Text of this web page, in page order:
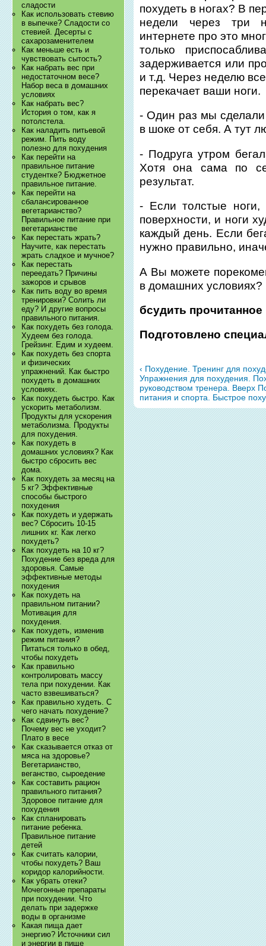
сладости
Как использовать стевию
в выпечке? Сладости со
стевией. Десерты с
сахарозаменителем
Как меньше есть и
чувствовать сытость?
Как набрать вес при
недостаточном весе?
Набор веса в домашних
условиях
Как набрать вес?
История о том, как я
потолстела.
Как наладить питьевой
режим. Пить воду
полезно для похудения
Как перейти на
правильное питание
студентке? Бюджетное
правильное питание.
Как перейти на
сбалансированное
вегетарианство?
Правильное питание при
вегетарианстве
Как перестать жрать?
Научите, как перестать
жрать сладкое и мучное?
Как перестать
переедать? Причины
зажоров и срывов
Как пить воду во время
тренировки? Солить ли
еду? И другие вопросы
правильного питания.
Как похудеть без голода.
Худеем без голода.
Грейзинг. Едим и худеем.
Как похудеть без спорта
и физических
упражнений. Как быстро
похудеть в домашних
условиях.
Как похудеть быстро. Как
ускорить метаболизм.
Продукты для ускорения
метаболизма. Продукты
для похудения.
Как похудеть в
домашних условиях? Как
быстро сбросить вес
дома.
Как похудеть за месяц на
5 кг? Эффективные
способы быстрого
похудения
Как похудеть и удержать
вес? Сбросить 10-15
лишних кг. Как легко
похудеть?
Как похудеть на 10 кг?
Похудение без вреда для
здоровья. Самые
эффективные методы
похудения
Как похудеть на
правильном питании?
Мотивация для
похудения.
Как похудеть, изменив
режим питания?
Питаться только в обед,
чтобы похудеть
Как правильно
контролировать массу
тела при похудении. Как
часто взвешиваться?
Как правильно худеть. С
чего начать похудение?
Как сдвинуть вес?
Почему вес не уходит?
Плато в весе
Как сказывается отказ от
мяса на здоровье?
Вегетарианство,
веганство, сыроедение
Как составить рацион
правильного питания?
Здоровое питание для
похудения
Как спланировать
питание ребенка.
Правильное питание
детей
Как считать калории,
чтобы похудеть? Ваш
коридор калорийности.
Как убрать отеки?
Мочегонные препараты
при похудении. Что
делать при задержке
воды в организме
Какая пища дает
энергию? Источники сил
и энергии в пище
похудеть в ногах? В
недели через три
интернете про это
только
задерживается или
и т.д. Через неделю
перекачает ваши ноги.
- Один раз мы сделали
в шоке от себя. А тут
- Подруга утром
Хотя она сама по
результат.
- Если толстые ноги,
поверхности, и ноги
каждый день. Если
нужно правильно,
А Вы можете
в домашних
бсудить
Подготовлено
‹ Похудение. Тренинг для
Упражнения для похудения.
руководством тренера.
Вверх
питания и спорта. Быстрое